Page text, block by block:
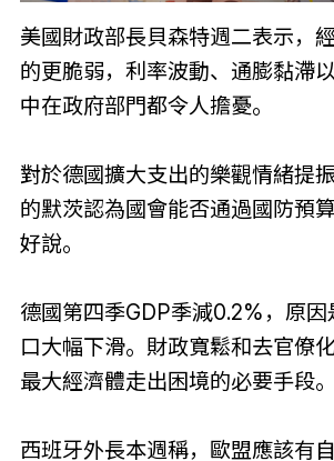
美國財政部長貝森特週二表示，
的更脆弱，利率波動、通膨黏滯
中在政府部門都令人擔憂。
對於德國擴大支出的樂觀情緒提
的默茨認為國會能否通過國防預
好說。
德國第四季GDP季減0.2%，原因
口大幅下滑。財政寬鬆和去官僚
最大經濟體走出困境的必要手段。
西班牙外長本週稱，歐盟應該有